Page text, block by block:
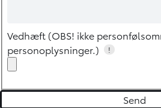
Vedhæft (OBS! ikke
personoplysninger.)
!